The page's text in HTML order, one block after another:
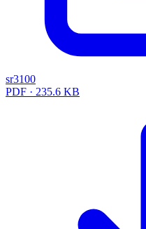
sr3100
PDF · 235.6 KB